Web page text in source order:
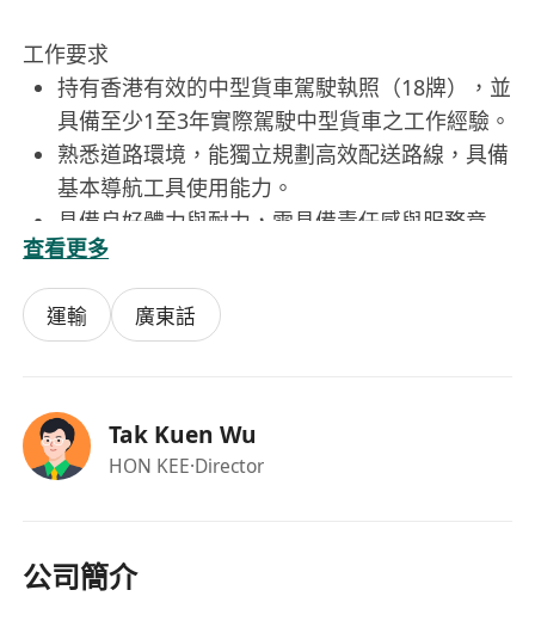
工作要求
持有香港有效的中型貨車駕駛執照（18牌），並
具備至少1至3年實際駕駛中型貨車之工作經驗。
熟悉道路環境，能獨立規劃高效配送路線，具備
基本導航工具使用能力。
具備良好體力與耐力，需具備責任感與服務意
識，主動溝通協調。
粵語流利，能清晰理解派單指令、與客戶及同事
進行日常溝通；不設學歷限制，重視實務表現與
IANG、輸入勞工計劃等），能穩定長期任職，
並遵守公司安全及操作規範。
提供加班津貼，按實際超時工作時數依法計算並
發放。
查看更多
運輸 廣東話
Tak Kuen Wu
HON KEE·Director
公司簡介